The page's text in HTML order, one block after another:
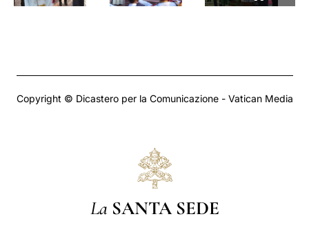
Copyright © Dicastero per la Comunicazione - Vatican Media
La SANTA SEDE